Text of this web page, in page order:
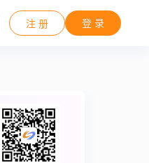
注 册 登 录